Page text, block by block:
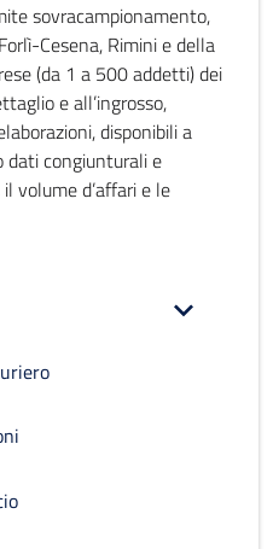
sovracampionamento,
Cesena, Rimini e della
(da 1 a 500 addetti) dei
e all’ingrosso,
disponibili a
dati congiunturali e
volume d’affari e le